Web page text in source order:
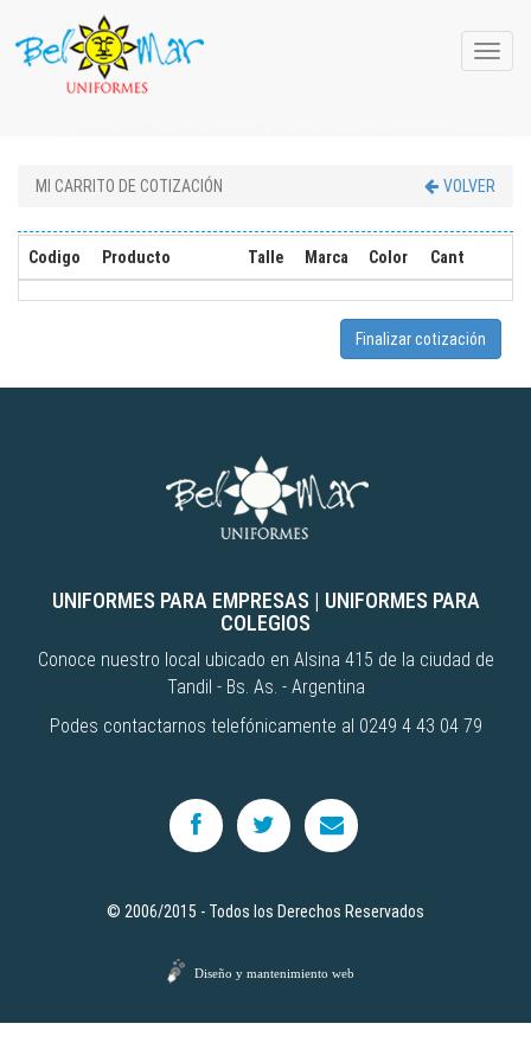
Toggle
MI CARRITO DE COTIZACIÓN VOLVER
Codigo Producto Talle Marca Color Cant
Finalizar cotización
UNIFORMES PARA EMPRESAS | UNIFORMES PARA
COLEGIOS
Conoce nuestro local ubicado en Alsina 415 de la ciudad de
Tandil - Bs. As. - Argentina
Podes contactarnos telefónicamente al 0249 4 43 04 79
© 2006/2015 - Todos los Derechos Reservados
Diseño y mantenimiento web